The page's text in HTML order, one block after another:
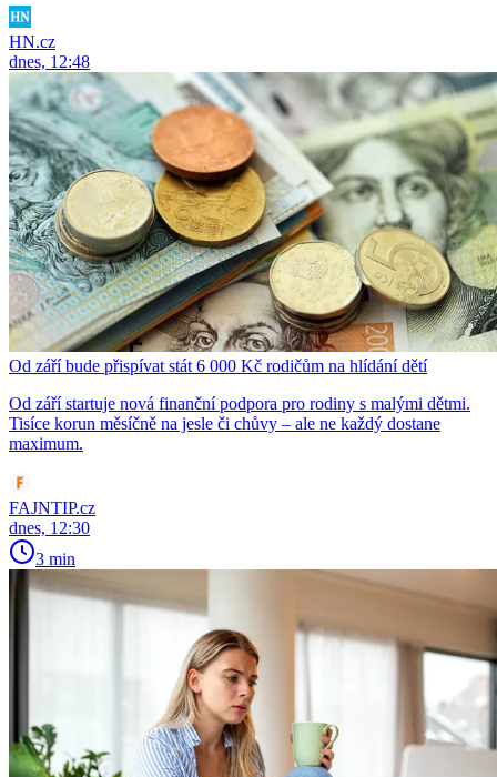
HN.cz
dnes, 12:48
Od září bude přispívat stát 6 000 Kč rodičům na hlídání dětí
Od září startuje nová finanční podpora pro rodiny s malými dětmi.
Tisíce korun měsíčně na jesle či chůvy – ale ne každý dostane
maximum.
FAJNTIP.cz
dnes, 12:30
3 min